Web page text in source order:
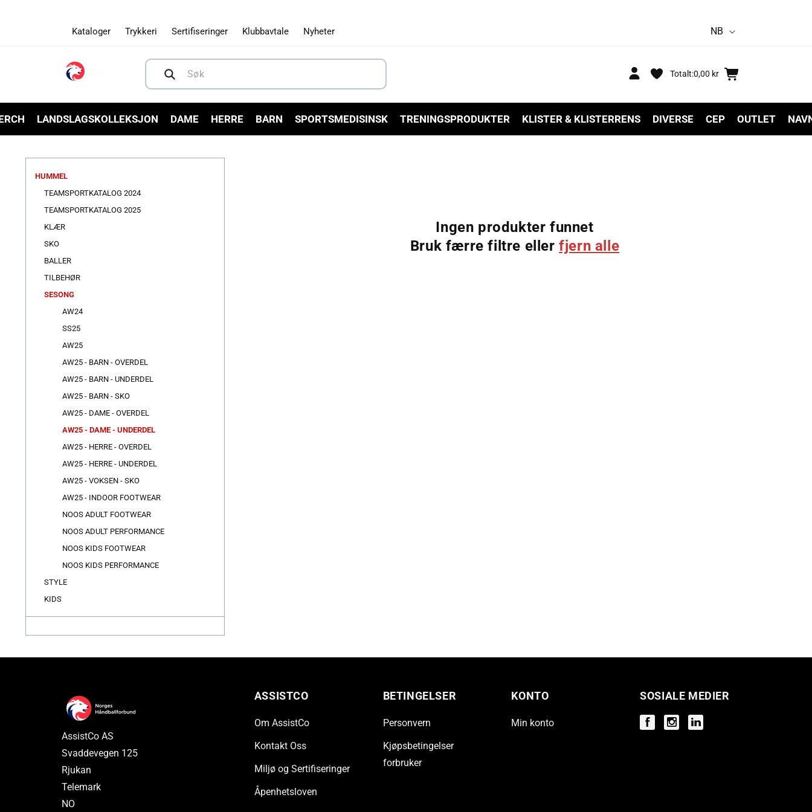
Kataloger Trykkeri Sertifiseringer Klubbavtale Nyheter
S
k
NB
Søk
inn
Totalt:0,00 kr
Handlekurv
LANDSLAGSKOLLEKSJON DAME HERRE BARN SPORTSMEDISINSK TRENINGSPRODUKTER KLISTER & KLISTERRENS DIVERSE CEP OUTLET
HUMMEL
TEAMSPORTKATALOG 2024
TEAMSPORTKATALOG 2025
KLÆR
SKO
BALLER
TILBEHØR
SESONG
AW24
SS25
AW25
AW25 - BARN - OVERDEL
AW25 - BARN - UNDERDEL
AW25 - BARN - SKO
AW25 - DAME - OVERDEL
AW25 - DAME - UNDERDEL
AW25 - HERRE - OVERDEL
AW25 - HERRE - UNDERDEL
AW25 - VOKSEN - SKO
AW25 - INDOOR FOOTWEAR
NOOS ADULT FOOTWEAR
NOOS ADULT PERFORMANCE
NOOS KIDS FOOTWEAR
NOOS KIDS PERFORMANCE
STYLE
KIDS
Ingen produkter funnet
Bruk færre filtre ellerfjern alle
AssistCo AS
Svaddevegen 125
Rjukan
Telemark
NO
ASSISTCO
Om AssistCo
Kontakt Oss
Miljø og Sertifiseringer
Åpenhetsloven
BETINGELSER
Personvern
Kjøpsbetingelser
forbruker
KONTO
Min konto
SOSIALE MEDIER
FacebookInstagramInstagram